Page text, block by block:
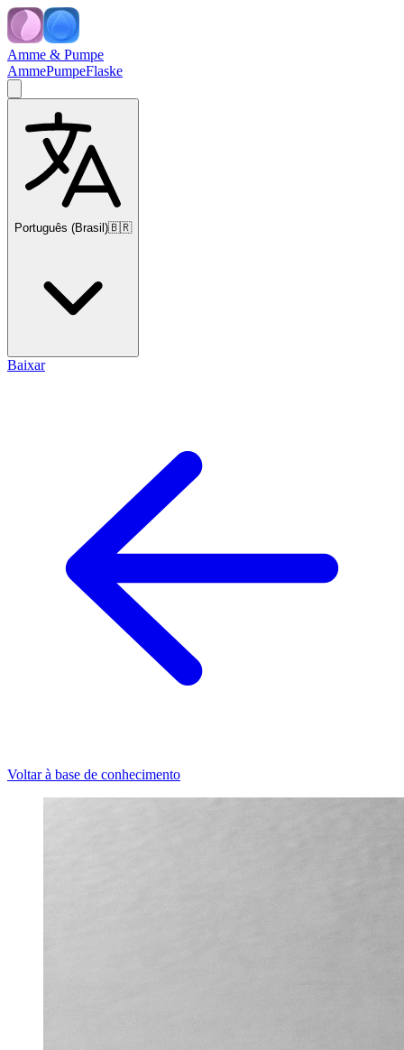
Amme & Pumpe
AmmePumpeFlaske
Português (Brasil)🇧🇷
Baixar
Voltar à base de conhecimento